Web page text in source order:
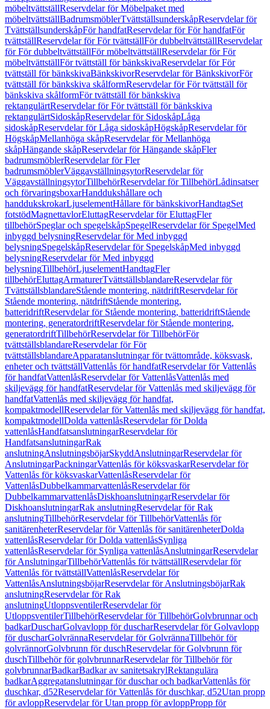
möbeltvättställReservdelar för Möbelpaket med
möbeltvättställBadrumsmöblerTvättställsunderskåpReservdelar för
TvättställsunderskåpFör handfatReservdelar för För handfatFör
tvättställReservdelar för För tvättställFör dubbeltvättställReservdelar
för För dubbeltvättställFör möbeltvättställReservdelar för För
möbeltvättställFör tvättställ för bänkskivaReservdelar för För
tvättställ för bänkskivaBänkskivorReservdelar för BänkskivorFör
tvättställ för bänkskiva skålformReservdelar för För tvättställ för
bänkskiva skålformFör tvättställ för bänkskiva
rektangulärtReservdelar för För tvättställ för bänkskiva
rektangulärtSidoskåpReservdelar för SidoskåpLåga
sidoskåpReservdelar för Låga sidoskåpHögskåpReservdelar för
HögskåpMellanhöga skåpReservdelar för Mellanhöga
skåpHängande skåpReservdelar för Hängande skåpFler
badrumsmöblerReservdelar för Fler
badrumsmöblerVäggavställningsytorReservdelar för
VäggavställningsytorTillbehörReservdelar för TillbehörLådinsatser
och förvaringsboxarHanddukshållare och
handdukskrokarLjuselementHållare för bänkskivorHandtagSet
fotstödMagnettavlorEluttagReservdelar för EluttagFler
tillbehörSpeglar och spegelskåpSpegelReservdelar för SpegelMed
inbyggd belysningReservdelar för Med inbyggd
belysningSpegelskåpReservdelar för SpegelskåpMed inbyggd
belysningReservdelar för Med inbyggd
belysningTillbehörLjuselementHandtagFler
tillbehörEluttagArmaturerTvättställsblandareReservdelar för
TvättställsblandareStående montering, nätdriftReservdelar för
Stående montering, nätdriftStående montering,
batteridriftReservdelar för Stående montering, batteridriftStående
montering, generatordriftReservdelar för Stående montering,
generatordriftTillbehörReservdelar för TillbehörFör
tvättställsblandareReservdelar för För
tvättställsblandareApparatanslutningar för tvättområde, köksvask,
enheter och tvättställVattenlås för handfatReservdelar för Vattenlås
för handfatVattenlåsReservdelar för VattenlåsVattenlås med
skiljevägg för handfatReservdelar för Vattenlås med skiljevägg för
handfatVattenlås med skiljevägg för handfat,
kompaktmodellReservdelar för Vattenlås med skiljevägg för handfat,
kompaktmodellDolda vattenlåsReservdelar för Dolda
vattenlåsHandfatsanslutningarReservdelar för
HandfatsanslutningarRak
anslutningAnslutningsböjarSkyddAnslutningarReservdelar för
AnslutningarPackningarVattenlås för köksvaskarReservdelar för
Vattenlås för köksvaskarVattenlåsReservdelar för
VattenlåsDubbelkammarvattenlåsReservdelar för
DubbelkammarvattenlåsDiskhoanslutningarReservdelar för
DiskhoanslutningarRak anslutningReservdelar för Rak
anslutningTillbehörReservdelar för TillbehörVattenlås för
sanitärenheterReservdelar för Vattenlås för sanitärenheterDolda
vattenlåsReservdelar för Dolda vattenlåsSynliga
vattenlåsReservdelar för Synliga vattenlåsAnslutningarReservdelar
för AnslutningarTillbehörVattenlås för tvättställReservdelar för
Vattenlås för tvättställVattenlåsReservdelar för
VattenlåsAnslutningsböjarReservdelar för AnslutningsböjarRak
anslutningReservdelar för Rak
anslutningUtloppsventilerReservdelar för
UtloppsventilerTillbehörReservdelar för TillbehörGolvbrunnar och
badkarDuscharGolvavlopp för duscharReservdelar för Golvavlopp
för duscharGolvrännaReservdelar för GolvrännaTillbehör för
golvrännorGolvbrunn för duschReservdelar för Golvbrunn för
duschTillbehör för golvbrunnarReservdelar för Tillbehör för
golvbrunnarBadkarBadkar av sanitetsakrylRektangulära
badkarAggregatanslutningar för duschar och badkarVattenlås för
duschkar, d52Reservdelar för Vattenlås för duschkar, d52Utan propp
för avloppReservdelar för Utan propp för avloppPropp för